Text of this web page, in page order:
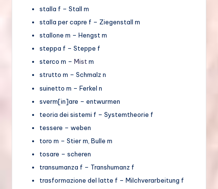
stalla f – Stall m
stalla per capre f – Ziegenstall m
stallone m – Hengst m
steppa f – Steppe f
sterco m – Mistm
strutto m – Schmalz n
suinetto m – Ferkel n
sverm[in]are – entwurmen
teoria dei sistemi f – Systemtheorie f
tessere – weben
toro m – Stier m, Bulle m
tosare – scheren
transumanza f – Transhumanz f
trasformazione del latte f – Milchverarbeitung f